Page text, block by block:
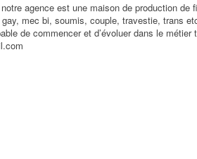
agence est une maison de production
mec bi, soumis, couple, travestie, trans
de commencer et d’évoluer dans le